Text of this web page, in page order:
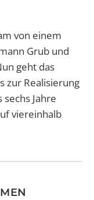
von einem
Grub und
geht das
zur Realisierung
Jahre
viereinhalb